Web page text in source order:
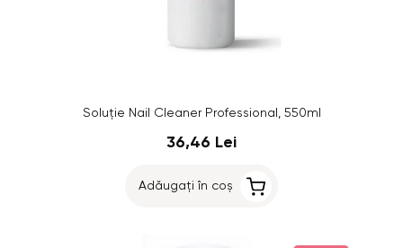
Soluție Nail Cleaner Professional, 550ml
36,46 Lei
Adăugați în coș